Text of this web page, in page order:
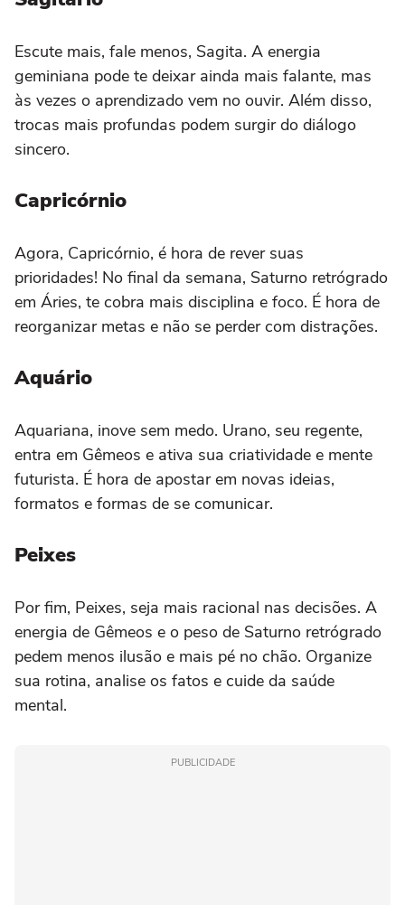
Escute mais, fale menos, Sagita. A energia
geminiana pode te deixar ainda mais falante, mas
às vezes o aprendizado vem no ouvir. Além disso,
trocas mais profundas podem surgir do diálogo
sincero.
Capricórnio
Agora, Capricórnio, é hora de rever suas
prioridades! No final da semana, Saturno retrógrado
em Áries, te cobra mais disciplina e foco. É hora de
reorganizar metas e não se perder com distrações.
Aquário
Aquariana, inove sem medo. Urano, seu regente,
entra em Gêmeos e ativa sua criatividade e mente
futurista. É hora de apostar em novas ideias,
formatos e formas de se comunicar.
Peixes
Por fim, Peixes, seja mais racional nas decisões. A
energia de Gêmeos e o peso de Saturno retrógrado
pedem menos ilusão e mais pé no chão. Organize
sua rotina, analise os fatos e cuide da saúde
mental.
PUBLICIDADE